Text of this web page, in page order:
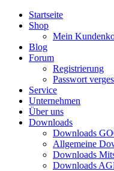
Startseite
Shop
Mein
Blog
Forum
Registrierung
Passwort
Service
Unternehmen
Über uns
Downloads
Downloads
Allgemeine
Downloads
Downloads